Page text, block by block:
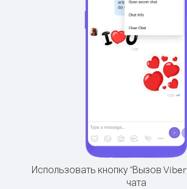
Использовать кнопку "Вызов
чата